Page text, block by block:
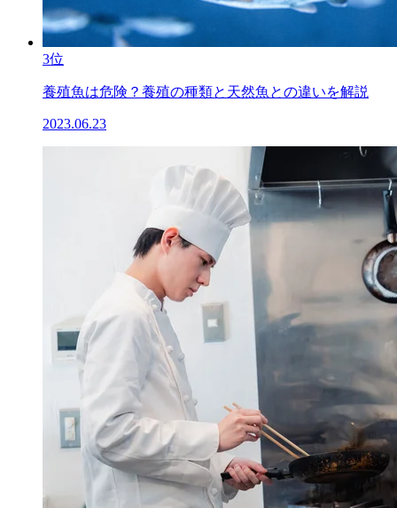
3位
養殖魚は危険？養殖の種類と天然魚との違いを解説
2023.06.23